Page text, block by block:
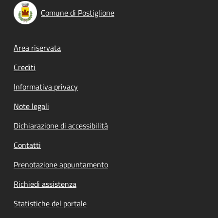
Comune di Postiglione
Footer menu
Area riservata
Crediti
Informativa privacy
Note legali
Dichiarazione di accessibilità
Contatti
Prenotazione appuntamento
Richiedi assistenza
Statistiche del portale